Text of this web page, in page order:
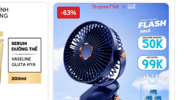
-63%